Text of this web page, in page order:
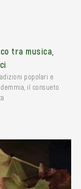
tra musica,
popolari e
il consueto